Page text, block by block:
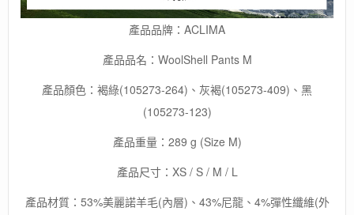
產品品牌：ACLIMA
產品品名：WoolShell Pants M
產品顏色：褐綠(105273-264)、灰褐(105273-409)、黑
(105273-123)
產品重量：289 g (Size M)
產品尺寸：XS / S / M / L
產品材質：53%美麗諾羊毛(內層)、43%尼龍、4%彈性纖維(外